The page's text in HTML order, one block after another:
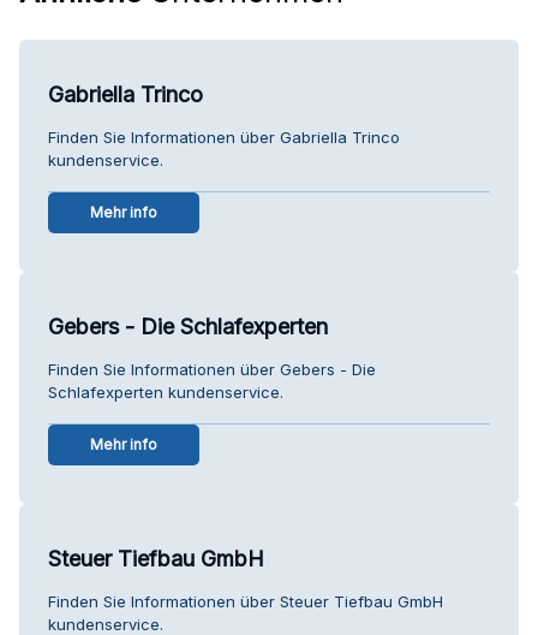
Gabriella Trinco
Finden Sie Informationen über Gabriella Trinco
kundenservice.
Mehr info
Gebers - Die Schlafexperten
Finden Sie Informationen über Gebers - Die
Schlafexperten kundenservice.
Mehr info
Steuer Tiefbau GmbH
Finden Sie Informationen über Steuer Tiefbau GmbH
kundenservice.